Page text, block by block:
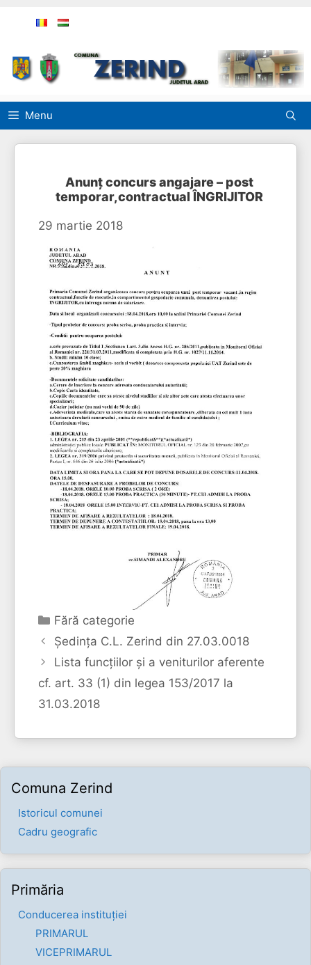
Menu
Anunț concurs angajare – post
temporar,contractual ÎNGRIJITOR
29 martie 2018
Categorii
Fără categorie
Ședința C.L. Zerind din 27.03.0018
Lista funcțiilor și a veniturilor aferente
cf. art. 33 (1) din legea 153/2017 la
31.03.2018
Comuna Zerind
Istoricul comunei
Cadru geografic
Primăria
Conducerea instituției
PRIMARUL
VICEPRIMARUL